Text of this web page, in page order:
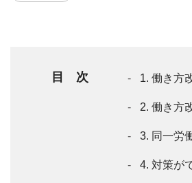
目 次 1. 働き方
2. 働き方
3. 同一労
4. 対策が